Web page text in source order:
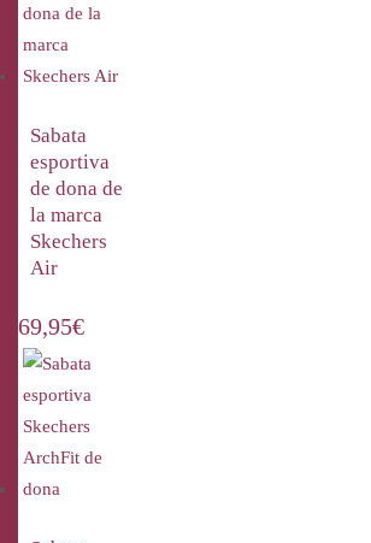
Sabata
esportiva
de dona de
la marca
Skechers
Air
69,95€